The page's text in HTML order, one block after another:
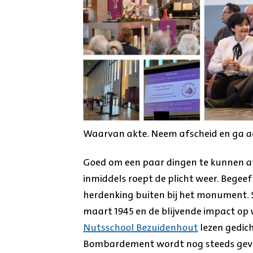
Waarvan akte. Neem afscheid en ga
Goed om een paar dingen te kunnen
inmiddels roept de plicht weer.
herdenking buiten bij het monument.
maart 1945 en de blijvende impact op
Nutsschool Bezuidenhout lezen
Bombardement wordt nog steeds